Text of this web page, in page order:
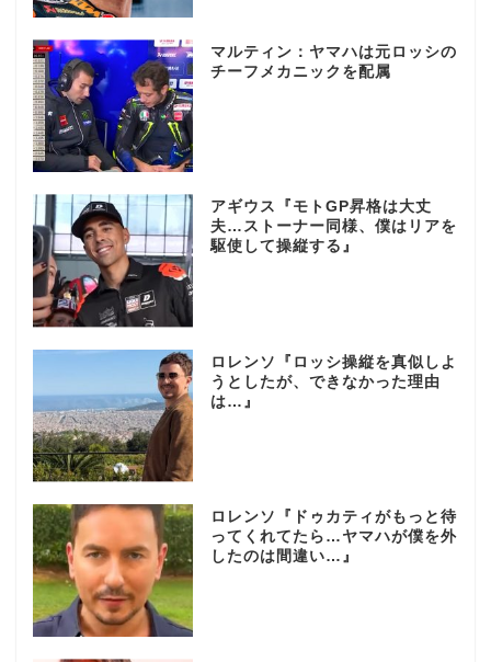
マルティン：ヤマハは元ロッシの
チーフメカニックを配属
アギウス『モトGP昇格は大丈
夫…ストーナー同様、僕はリアを
駆使して操縦する』
ロレンソ『ロッシ操縦を真似しよ
うとしたが、できなかった理由
は…』
ロレンソ『ドゥカティがもっと待
ってくれてたら…ヤマハが僕を外
したのは間違い…』